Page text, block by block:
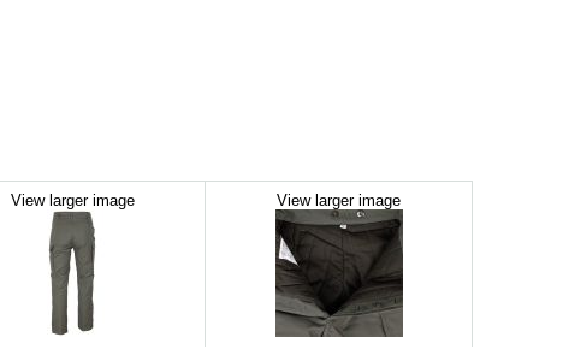
View larger image View larger image